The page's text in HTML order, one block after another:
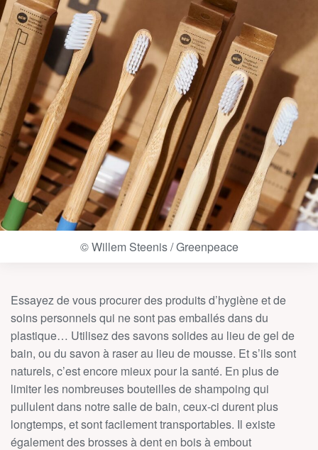
© Willem Steenis / Greenpeace
Essayez de vous procurer des produits d’hygiène et de
soins personnels qui ne sont pas emballés dans du
plastique… Utilisez des savons solides au lieu de gel de
bain, ou du savon à raser au lieu de mousse. Et s’ils sont
naturels, c’est encore mieux pour la santé. En plus de
limiter les nombreuses bouteilles de shampoing qui
pullulent dans notre salle de bain, ceux-ci durent plus
longtemps, et sont facilement transportables. Il existe
également des brosses à dent en bois à embout